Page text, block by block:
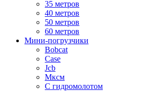
35 метров
40 метров
50 метров
60 метров
Мини-погрузчики
Bobcat
Case
Jcb
Мксм
С гидромолотом